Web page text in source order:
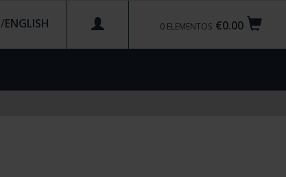
€0.00
0 ELEMENTOS
/